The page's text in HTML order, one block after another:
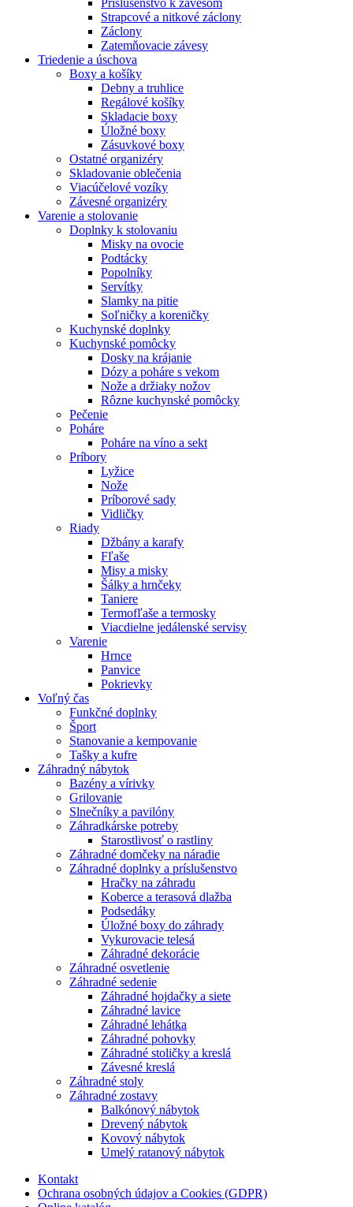
Strapcové a nitkové záclony
Záclony
Zatemňovacie závesy
Triedenie a úschova
Boxy a košíky
Debny a truhlice
Regálové košíky
Skladacie boxy
Úložné boxy
Zásuvkové boxy
Ostatné organizéry
Skladovanie oblečenia
Viacúčelové vozíky
Závesné organizéry
Varenie a stolovanie
Doplnky k stolovaniu
Misky na ovocie
Podtácky
Popolníky
Servítky
Slamky na pitie
Soľničky a koreničky
Kuchynské doplnky
Kuchynské pomôcky
Dosky na krájanie
Dózy a poháre s vekom
Nože a držiaky nožov
Rôzne kuchynské pomôcky
Pečenie
Poháre
Poháre na víno a sekt
Príbory
Lyžice
Nože
Príborové sady
Vidličky
Riady
Džbány a karafy
Fľaše
Misy a misky
Šálky a hrnčeky
Taniere
Termofľaše a termosky
Viacdielne jedálenské servisy
Varenie
Hrnce
Panvice
Pokrievky
Voľný čas
Funkčné doplnky
Šport
Stanovanie a kempovanie
Tašky a kufre
Záhradný nábytok
Bazény a vírivky
Grilovanie
Slnečníky a pavilóny
Záhradkárske potreby
Starostlivosť o rastliny
Záhradné domčeky na náradie
Záhradné doplnky a príslušenstvo
Hračky na záhradu
Koberce a terasová dlažba
Podsedáky
Úložné boxy do záhrady
Vykurovacie telesá
Záhradné dekorácie
Záhradné osvetlenie
Záhradné sedenie
Záhradné hojdačky a siete
Záhradné lavice
Záhradné lehátka
Záhradné pohovky
Záhradné stoličky a kreslá
Závesné kreslá
Záhradné stoly
Záhradné zostavy
Balkónový nábytok
Drevený nábytok
Kovový nábytok
Umelý ratanový nábytok
Kontakt
Ochrana osobných údajov a Cookies (GDPR)